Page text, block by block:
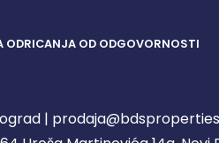
ODRICANJA OD ODGOVORNOSTI
|